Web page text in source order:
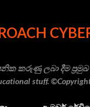
කරුණු ලබා දීම ප්‍රමුඛ
stuff.